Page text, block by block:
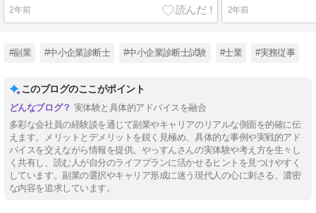
2年前 2年前
#副業 #中小企業診断士 #中小企業診断士試験 #士業 #実務従事
このブログのここがポイント
実体験と具体的アドバイスを融合
多彩な会社員の経験談を通じて副業やキャリアのリアルな側面を的確に伝
えます。メリットとデメリットを鋭く見極め、具体的な事例や実戦的アド
バイスを交えながら情報を提供。やっすんさんの実体験や考え方を生々し
く共有し、読む人が自分のライフプランに活かせるヒントを見つけやすく
しています。副業の選択やキャリア形成に迷う現代人の心に刺さる、濃密
な内容を追求しています。